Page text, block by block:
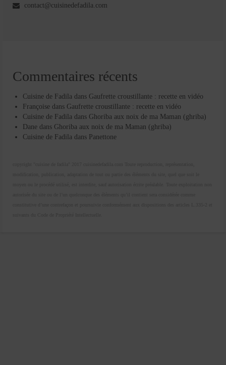
contact@cuisinedefadila.com
Commentaires récents
Cuisine de Fadila dans Gaufrette croustillante : recette en vidéo
Françoise dans Gaufrette croustillante : recette en vidéo
Cuisine de Fadila dans Ghoriba aux noix de ma Maman (ghriba)
Dane dans Ghoriba aux noix de ma Maman (ghriba)
Cuisine de Fadila dans Panettone